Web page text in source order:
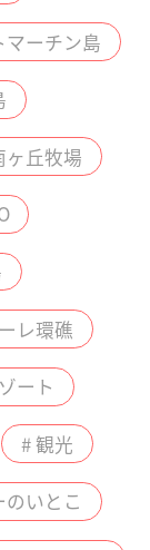
マーチン島
ヶ丘牧場
レ環礁
ート
# 観光
いとこ